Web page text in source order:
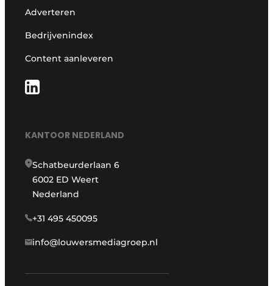
Adverteren
Bedrijvenindex
Content aanleveren
KANTOOR NEDERLAND
Schatbeurderlaan 6
6002 ED Weert
Nederland
+31 495 450095
info@louwersmediagroep.nl